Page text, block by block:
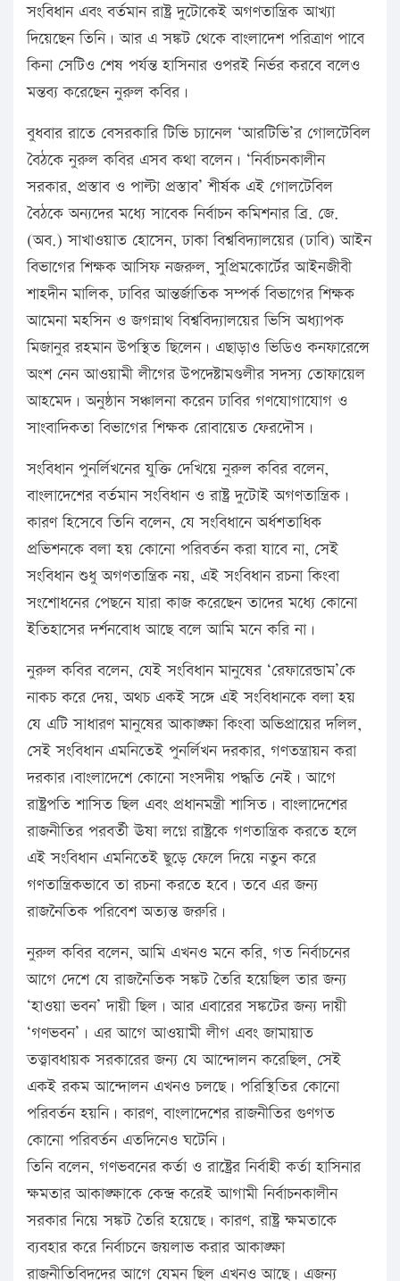
সংবিধান এবং বর্তমান রাষ্ট্র দুটোকেই অগণতান্ত্রিক আখ্যা
দিয়েছেন তিনি। আর এ সঙ্কট থেকে বাংলাদেশ পরিত্রাণ পাবে
কিনা সেটিও শেষ পর্যন্ত হাসিনার ওপরই নির্ভর করবে বলেও
মন্তব্য করেছেন নুরুল কবির।
বুধবার রাতে বেসরকারি টিভি চ্যানেল ‘আরটিভি’র গোলটেবিল
বৈঠকে নুরুল কবির এসব কথা বলেন। ‘নির্বাচনকালীন
সরকার, প্রস্তাব ও পাল্টা প্রস্তাব’ শীর্ষক এই গোলটেবিল
বৈঠকে অন্যদের মধ্যে সাবেক নির্বাচন কমিশনার ব্রি. জে.
(অব.) সাখাওয়াত হোসেন, ঢাকা বিশ্ববিদ্যালয়ের (ঢাবি) আইন
বিভাগের শিক্ষক আসিফ নজরুল, সুপ্রিমকোর্টের আইনজীবী
শাহদীন মালিক, ঢাবির আন্তর্জাতিক সম্পর্ক বিভাগের শিক্ষক
আমেনা মহসিন ও জগন্নাথ বিশ্ববিদ্যালয়ের ভিসি অধ্যাপক
মিজানুর রহমান উপস্থিত ছিলেন। এছাড়াও ভিডিও কনফারেন্সে
অংশ নেন আওয়ামী লীগের উপদেষ্টামণ্ডলীর সদস্য তোফায়েল
আহমেদ। অনুষ্ঠান সঞ্চালনা করেন ঢাবির গণযোগাযোগ ও
সাংবাদিকতা বিভাগের শিক্ষক রোবায়েত ফেরদৌস।
সংবিধান পুনর্লিখনের যুক্তি দেখিয়ে নুরুল কবির বলেন,
বাংলাদেশের বর্তমান সংবিধান ও রাষ্ট্র দুটোই অগণতান্ত্রিক।
কারণ হিসেবে তিনি বলেন, যে সংবিধানে অর্ধশতাধিক
প্রভিশনকে বলা হয় কোনো পরিবর্তন করা যাবে না, সেই
সংবিধান শুধু অগণতান্ত্রিক নয়, এই সংবিধান রচনা কিংবা
সংশোধনের পেছনে যারা কাজ করেছেন তাদের মধ্যে কোনো
ইতিহাসের দর্শনবোধ আছে বলে আমি মনে করি না।
নুরুল কবির বলেন, যেই সংবিধান মানুষের ‘রেফারেন্ডাম’কে
নাকচ করে দেয়, অথচ একই সঙ্গে এই সংবিধানকে বলা হয়
যে এটি সাধারণ মানুষের আকাঙ্ক্ষা কিংবা অভিপ্রায়ের দলিল,
সেই সংবিধান এমনিতেই পুনর্লিখন দরকার, গণতন্ত্রায়ন করা
দরকার।বাংলাদেশে কোনো সংসদীয় পদ্ধতি নেই। আগে
রাষ্ট্রপতি শাসিত ছিল এবং প্রধানমন্ত্রী শাসিত। বাংলাদেশের
রাজনীতির পরবর্তী ঊষা লগ্নে রাষ্ট্রকে গণতান্ত্রিক করতে হলে
এই সংবিধান এমনিতেই ছুড়ে ফেলে দিয়ে নতুন করে
গণতান্ত্রিকভাবে তা রচনা করতে হবে। তবে এর জন্য
রাজনৈতিক পরিবেশ অত্যন্ত জরুরি।
নুরুল কবির বলেন, আমি এখনও মনে করি, গত নির্বাচনের
আগে দেশে যে রাজনৈতিক সঙ্কট তৈরি হয়েছিল তার জন্য
‘হাওয়া ভবন’ দায়ী ছিল। আর এবারের সঙ্কটের জন্য দায়ী
‘গণভবন’। এর আগে আওয়ামী লীগ এবং জামায়াত
তত্ত্বাবধায়ক সরকারের জন্য যে আন্দোলন করেছিল, সেই
একই রকম আন্দোলন এখনও চলছে। পরিস্থিতির কোনো
পরিবর্তন হয়নি। কারণ, বাংলাদেশের রাজনীতির গুণগত
কোনো পরিবর্তন এতদিনেও ঘটেনি।
তিনি বলেন, গণভবনের কর্তা ও রাষ্ট্রের নির্বাহী কর্তা হাসিনার
ক্ষমতার আকাঙ্ক্ষাকে কেন্দ্র করেই আগামী নির্বাচনকালীন
সরকার নিয়ে সঙ্কট তৈরি হয়েছে। কারণ, রাষ্ট্র ক্ষমতাকে
ব্যবহার করে নির্বাচনে জয়লাভ করার আকাঙ্ক্ষা
রাজনীতিবিদদের আগে যেমন ছিল এখনও আছে। এজন্য